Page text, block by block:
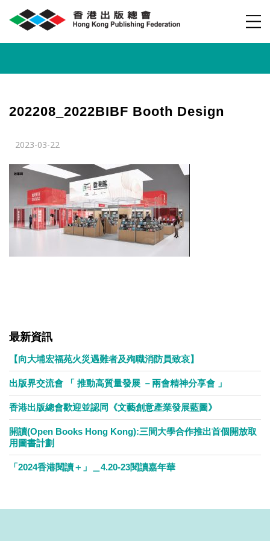
202208_2022BIBF Booth Design
2023-03-22
最新資訊
【向大埔宏福苑火災遇難者及殉職消防員致哀】
出版界交流會 「 推動高質量發展 －兩會精神分享會 」
香港出版總會歡迎並認同《文藝創意產業發展藍圖》
開讀(Open Books Hong Kong):三間大學合作推出首個開放取
用圖書計劃
「2024香港閱讀＋」＿4.20-23閱讀嘉年華